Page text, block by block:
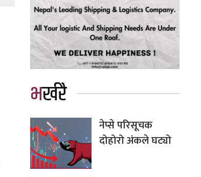
भर्खरै
नेप्से परिसूचक
दोहोरो अंकले घट्यो